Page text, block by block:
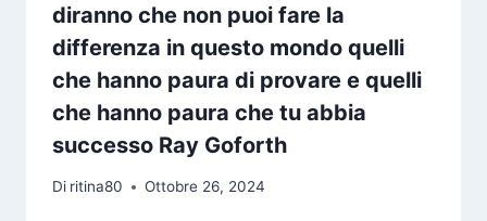
diranno che non puoi fare la
differenza in questo mondo quelli
che hanno paura di provare e quelli
che hanno paura che tu abbia
successo Ray Goforth
Di ritina80 Ottobre 26, 2024